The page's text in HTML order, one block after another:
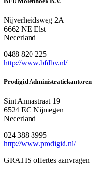
Nijverheidsweg 2A
6662 NE Elst
Nederland
0488 820 225
http://www.bfdbv.nl/
Prodigid Administratiekantoren
Sint Annastraat 19
6524 EC Nijmegen
Nederland
024 388 8995
http://www.prodigid.nl/
GRATIS offertes aanvragen